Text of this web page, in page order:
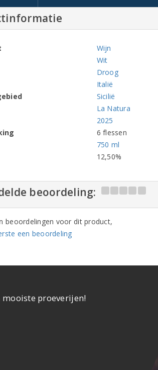
Wijn
Wit
Droog
Italië
Sicilië
La Natura
2025
6 flessen
750 ml
12,50%
beoordeling:
beoordelingen voor dit product,
een beoordeling
proeverijen!